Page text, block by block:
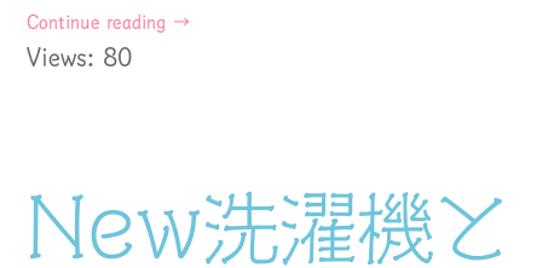
Continue reading →
Views: 80
New洗濯機と